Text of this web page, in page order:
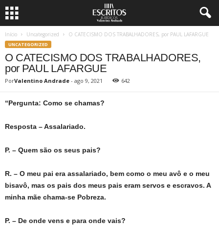
Início Uncategorized O CATECISMO DOS TRABALHADORES, por PAUL LAFARGUE
UNCATEGORIZED
O CATECISMO DOS TRABALHADORES,
por PAUL LAFARGUE
PorValentino Andrade - ago 9, 2021 642
“Pergunta: Como se chamas?
Resposta – Assalariado.
P. – Quem são os seus pais?
R. – O meu pai era assalariado, bem como o meu avô e o meu
bisavô, mas os pais dos meus pais eram servos e escravos. A
minha mãe chama-se Pobreza.
P. – De onde vens e para onde vais?